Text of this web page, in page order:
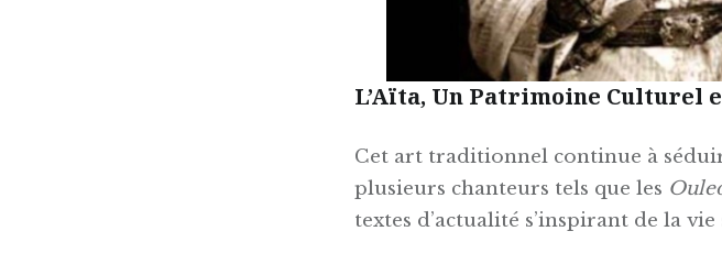
L’Aïta, Un Patrimoine Culturel
Cet art traditionnel continue à
plusieurs chanteurs tels que les
textes d’actualité s’inspirant de la